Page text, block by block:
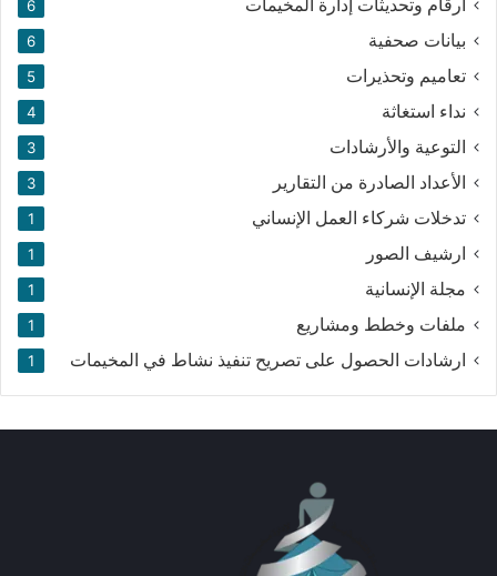
أرقام وتحديثات إدارة المخيمات 6
بيانات صحفية 6
تعاميم وتحذيرات 5
نداء استغاثة 4
التوعية والأرشادات 3
الأعداد الصادرة من التقارير 3
تدخلات شركاء العمل الإنساني 1
ارشيف الصور 1
مجلة الإنسانية 1
ملفات وخطط ومشاريع 1
ارشادات الحصول على تصريح تنفيذ نشاط في المخيمات 1